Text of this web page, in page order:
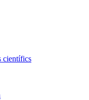
científics